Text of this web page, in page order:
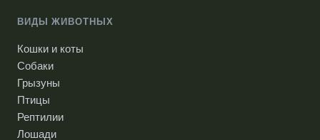
ВИДЫ ЖИВОТНЫХ
Кошки и коты
Собаки
Грызуны
Птицы
Рептилии
Лошади